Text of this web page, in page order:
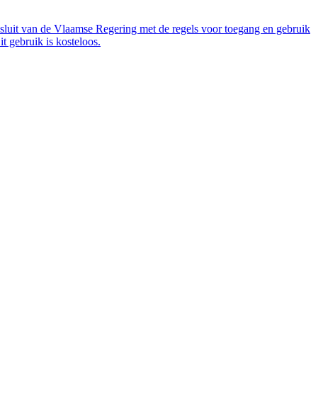
van de Vlaamse Regering met de regels voor toegang en gebruik
gebruik is kosteloos.